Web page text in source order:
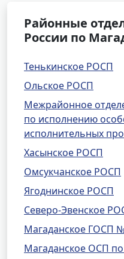
Районные
России по
Тенькинское РОСП
Ольское РОСП
Межрайонное
по исполнению
исполнительных
Хасынское РОСП
Омсукчанское РОСП
Ягоднинское РОСП
Северо-Эвенское
Магаданское ГОСП
Магаданское ОСП